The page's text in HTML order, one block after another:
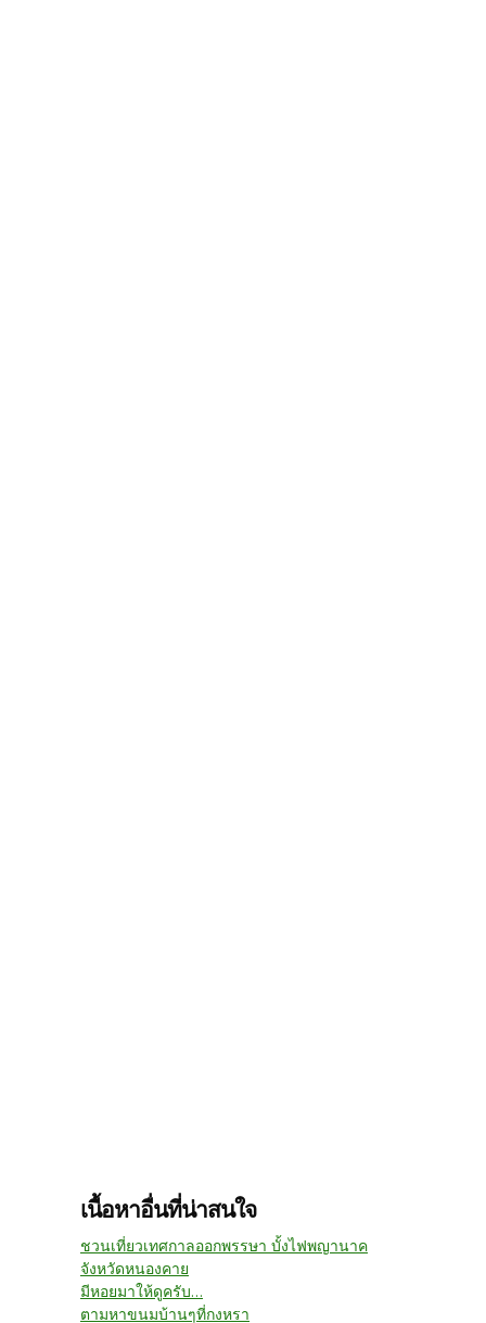
เนื้อหาอื่นที่น่าสนใจ
ชวนเที่ยวเทศกาลออกพรรษา บั้งไฟพญานาค
จังหวัดหนองคาย
มีหอยมาให้ดูครับ...
ตามหาขนมบ้านๆที่กงหรา